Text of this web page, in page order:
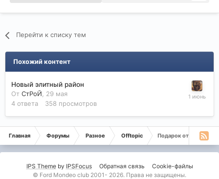
Перейти к списку тем
Похожий контент
Новый элитный район
От СтРоЙ, 29 мая
4 ответа 358 просмотров
Главная Форумы Разное Offtopic Подарок от
IPS Themeby IPSFocus Обратная связь
Cookie-файлы
© Ford Mondeo club 2001- 2026. Права не защищены.